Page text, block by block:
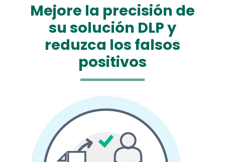
Mejore la precisión de
su solución DLP y
reduzca los falsos
positivos